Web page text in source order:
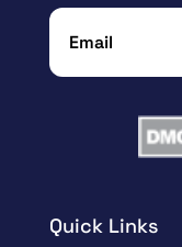
Quick Links